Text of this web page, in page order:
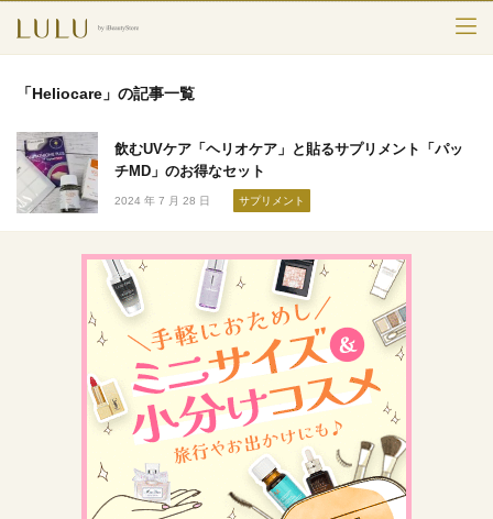
スキンケア
メークアップ
エイジングケア
フレグランス
ボディ＆ヘア
ライフスタイル
検索
「Heliocare」の記事一覧
飲むUVケア「ヘリオケア」と貼るサプリメント「パッ
チMD」のお得なセット
2024 年 7 月 28 日 サプリメント